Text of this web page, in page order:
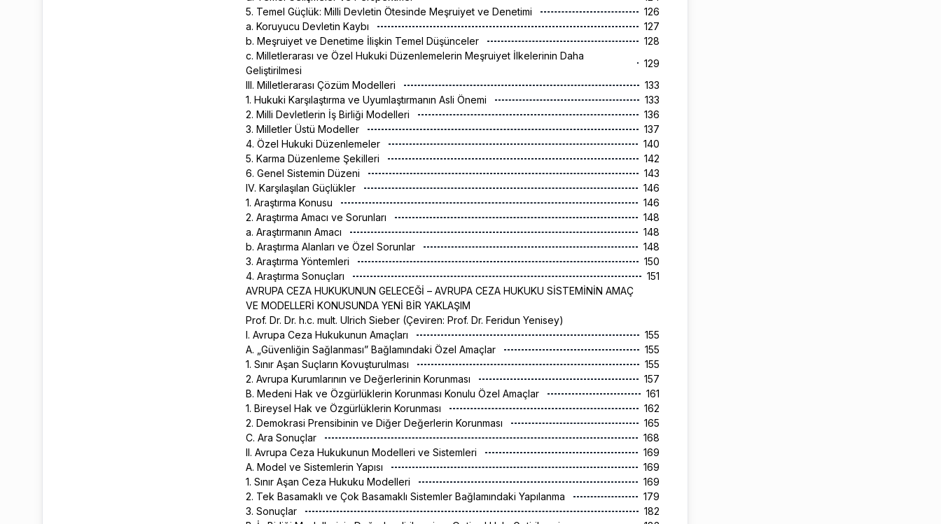
5. Temel Güçlük: Milli Devletin Ötesinde Meşruiyet ve Denetimi
126
a. Koruyucu Devletin Kaybı
127
b. Meşruiyet ve Denetime İlişkin Temel Düşünceler
128
c. Milletlerarası ve Özel Hukuki Düzenlemelerin Meşruiyet İlkelerinin Daha
Geliştirilmesi
129
III. Milletlerarası Çözüm Modelleri
133
1. Hukuki Karşılaştırma ve Uyumlaştırmanın Asli Önemi
133
2. Milli Devletlerin İş Birliği Modelleri
136
3. Milletler Üstü Modeller
137
4. Özel Hukuki Düzenlemeler
140
5. Karma Düzenleme Şekilleri
142
6. Genel Sistemin Düzeni
143
IV. Karşılaşılan Güçlükler
146
1. Araştırma Konusu
146
2. Araştırma Amacı ve Sorunları
148
a. Araştırmanın Amacı
148
b. Araştırma Alanları ve Özel Sorunlar
148
3. Araştırma Yöntemleri
150
4. Araştırma Sonuçları
151
AVRUPA CEZA HUKUKUNUN GELECEĞİ – AVRUPA CEZA HUKUKU SİSTEMİNİN AMAÇ
VE MODELLERİ KONUSUNDA YENİ BİR YAKLAŞIM
Prof. Dr. Dr. h.c. mult. Ulrich Sieber (Çeviren: Prof. Dr. Feridun Yenisey)
I. Avrupa Ceza Hukukunun Amaçları
155
A. „Güvenliğin Sağlanması” Bağlamındaki Özel Amaçlar
155
1. Sınır Aşan Suçların Kovuşturulması
155
2. Avrupa Kurumlarının ve Değerlerinin Korunması
157
B. Medeni Hak ve Özgürlüklerin Korunması Konulu Özel Amaçlar
161
1. Bireysel Hak ve Özgürlüklerin Korunması
162
2. Demokrasi Prensibinin ve Diğer Değerlerin Korunması
165
C. Ara Sonuçlar
168
II. Avrupa Ceza Hukukunun Modelleri ve Sistemleri
169
A. Model ve Sistemlerin Yapısı
169
1. Sınır Aşan Ceza Hukuku Modelleri
169
2. Tek Basamaklı ve Çok Basamaklı Sistemler Bağlamındaki Yapılanma
179
3. Sonuçlar
182